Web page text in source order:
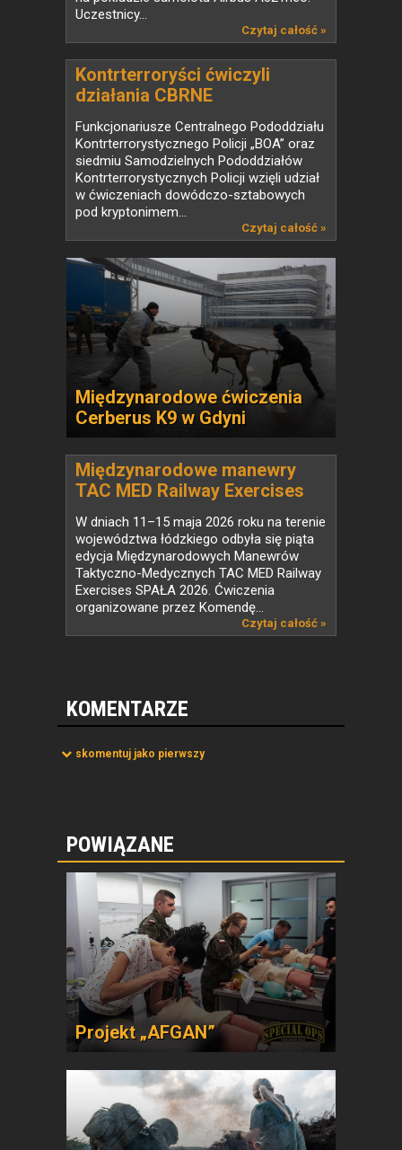
Uczestnicy...
Czytaj całość »
Kontrterroryści ćwiczyli
działania CBRNE
Funkcjonariusze Centralnego Pododdziału
Kontrterrorystycznego Policji „BOA” oraz
siedmiu Samodzielnych Pododdziałów
Kontrterrorystycznych Policji wzięli udział
w ćwiczeniach dowódczo-sztabowych
pod kryptonimem...
Czytaj całość »
Międzynarodowe ćwiczenia
Cerberus K9 w Gdyni
Międzynarodowe manewry
TAC MED Railway Exercises
SPAŁA 2026 zakończone
W dniach 11–15 maja 2026 roku na terenie
województwa łódzkiego odbyła się piąta
edycja Międzynarodowych Manewrów
Taktyczno-Medycznych TAC MED Railway
Exercises SPAŁA 2026. Ćwiczenia
organizowane przez Komendę...
Czytaj całość »
KOMENTARZE
skomentuj jako pierwszy
POWIĄZANE
Projekt „AFGAN”